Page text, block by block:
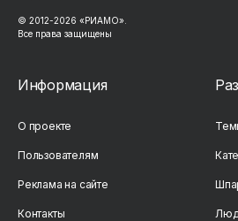
© 2012-2026 «РИАМО».
Все права защищены
Информация
О проекте
Пользователям
Реклама на сайте
Контакты